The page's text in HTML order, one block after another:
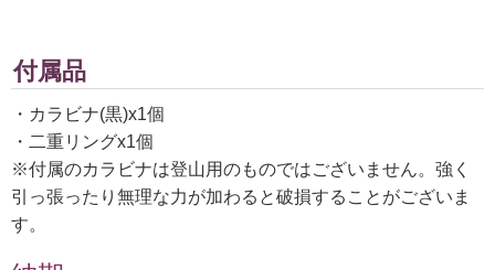
付属品
・カラビナ(黒)x1個
・二重リングx1個
※付属のカラビナは登山用のものではございません。強く
引っ張ったり無理な力が加わると破損することがございま
す。